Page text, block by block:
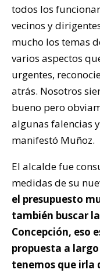
todos los
vecinos y
mucho los temas
varios aspectos
urgentes,
atrás. Nosotros
bueno pero
algunas falencias
manifestó Muñoz.
El alcalde fue
medidas de su
el presupuesto
también buscar
Concepción, eso
propuesta a
tenemos que irla